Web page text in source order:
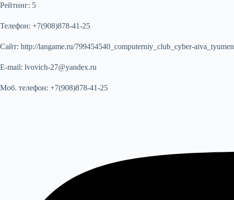
Рейтинг: 5
Телефон: +7(908)878-41-25
Сайт: http://langame.ru/799454540_computerniy_club_cyber-aiva_tyumen
E-mail: lvovich-27@yandex.ru
Моб. телефон: +7(908)878-41-25